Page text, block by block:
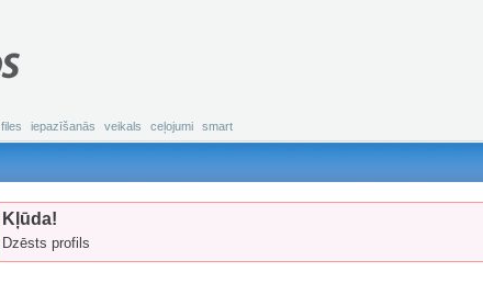
files iepazīšanās veikals ceļojumi smart
Kļūda!
Dzēsts profils